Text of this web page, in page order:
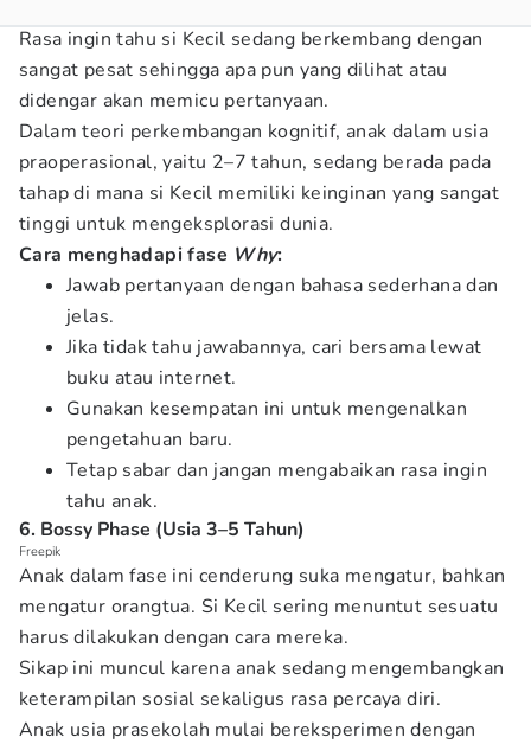
Rasa ingin tahu si Kecil sedang berkembang dengan
sangat pesat sehingga apa pun yang dilihat atau
didengar akan memicu pertanyaan.
Dalam teori perkembangan kognitif, anak dalam usia
praoperasional, yaitu 2–7 tahun, sedang berada pada
tahap di mana si Kecil memiliki keinginan yang sangat
tinggi untuk mengeksplorasi dunia.
Cara menghadapi fase Why:
Jawab pertanyaan dengan bahasa sederhana dan
jelas.
Jika tidak tahu jawabannya, cari bersama lewat
buku atau internet.
Gunakan kesempatan ini untuk mengenalkan
pengetahuan baru.
Tetap sabar dan jangan mengabaikan rasa ingin
tahu anak.
6. Bossy Phase (Usia 3–5 Tahun)
Freepik
Anak dalam fase ini cenderung suka mengatur, bahkan
mengatur orangtua. Si Kecil sering menuntut sesuatu
harus dilakukan dengan cara mereka.
Sikap ini muncul karena anak sedang mengembangkan
keterampilan sosial sekaligus rasa percaya diri.
Anak usia prasekolah mulai bereksperimen dengan